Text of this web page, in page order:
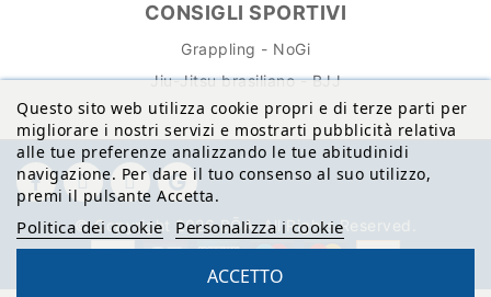
CONSIGLI SPORTIVI
Grappling - NoGi
Jiu-Jitsu brasiliano - BJJ
Questo sito web utilizza cookie propri e di terze parti per
migliorare i nostri servizi e mostrarti pubblicità relativa
alle tue preferenze analizzando le tue abitudinidi
navigazione. Per dare il tuo consenso al suo utilizzo,
premi il pulsante Accetta.
Politica dei cookie Personalizza i cookie
ACCETTO
© Copyright 2026 BŌA. All Rights Reserved.